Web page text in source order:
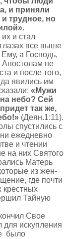
и приняли
трудное, но
и стал
все выше
а Господь,
Апостолам не
и после того,
явились им
«Мужи
небо? Сей
так же,
(Деян.1:11).
спустились с
ежедневно
и чтении
на них Святого
Матерь
из жен-
где почти
крестных
Тайную
Свое
искупления
было